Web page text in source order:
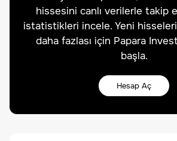
hissesini canlı verilerle takip
istatistikleri incele. Yeni
daha fazlası için Papara
başla.
Hesap Aç